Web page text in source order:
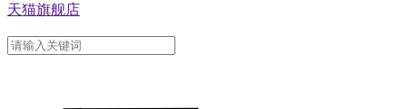
天猫旗舰店